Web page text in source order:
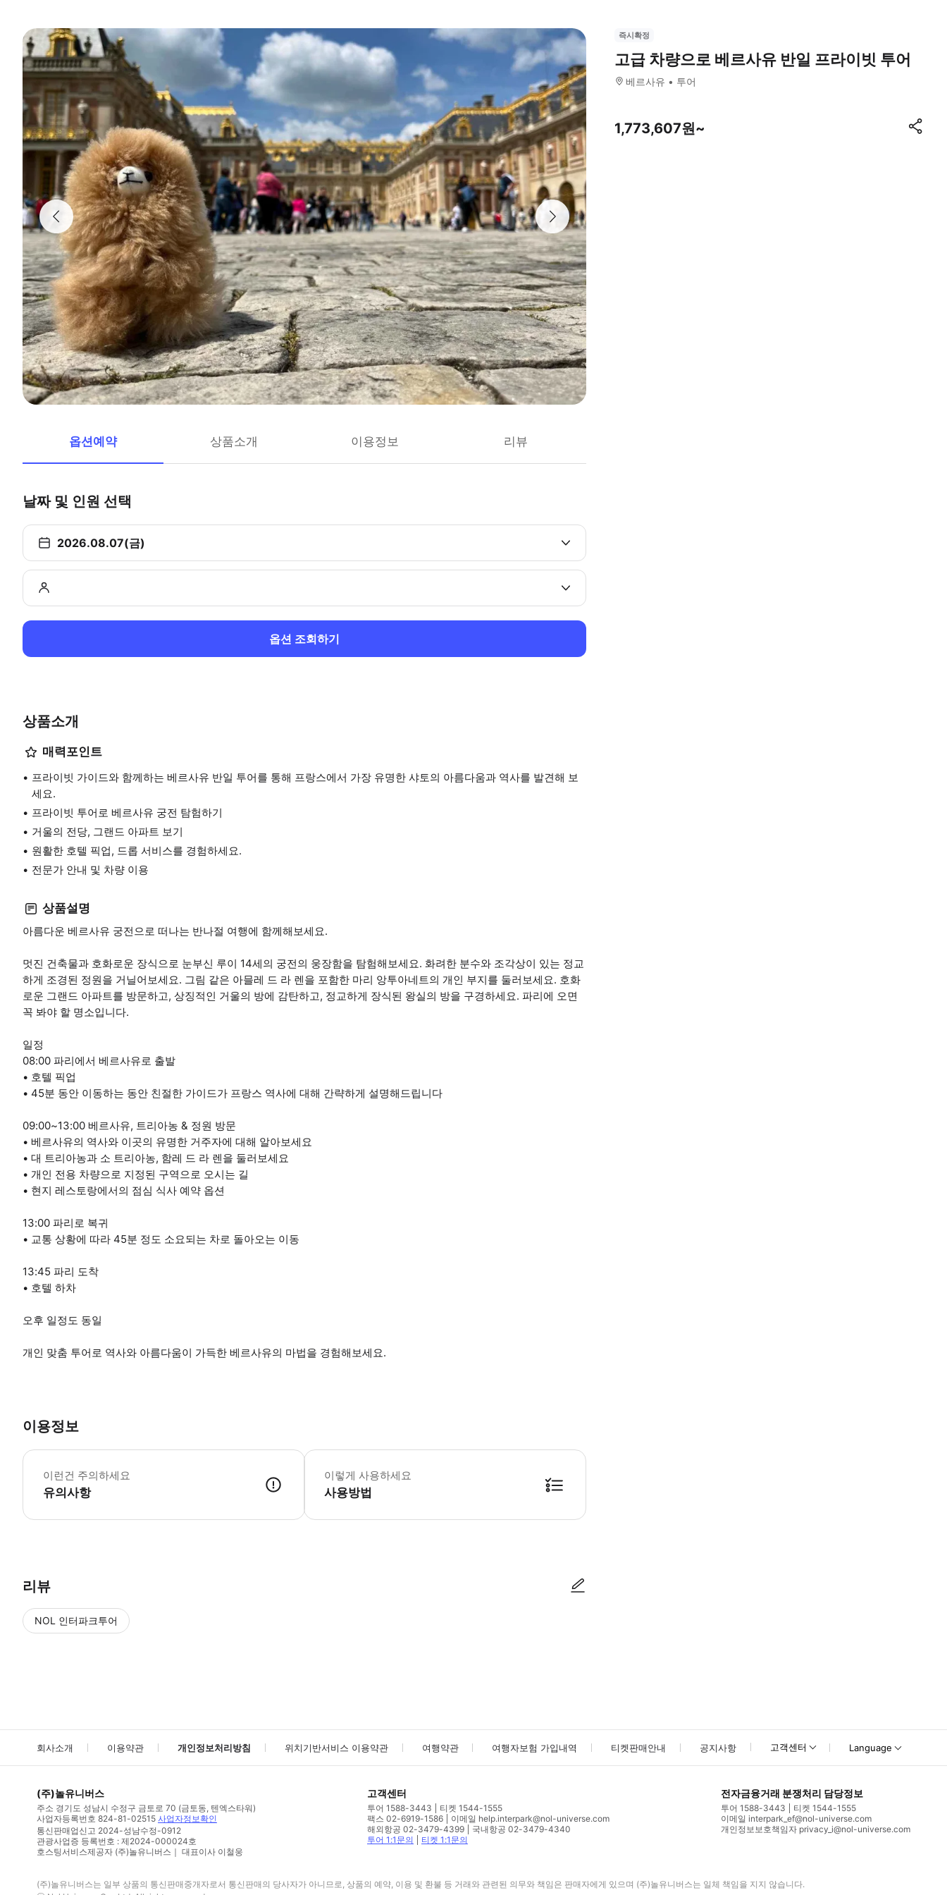
옵션예약 상품소개 이용정보 리뷰
날짜 및 인원 선택
2026.08.07(금)
옵션 조회하기
상품소개
매력포인트
프라이빗 가이드와 함께하는 베르사유 반일 투어를 통해 프랑스에서 가장 유명한 샤토의 아름다움과 역사를 발견해 보
세요.
프라이빗 투어로 베르사유 궁전 탐험하기
거울의 전당, 그랜드 아파트 보기
원활한 호텔 픽업, 드롭 서비스를 경험하세요.
전문가 안내 및 차량 이용
상품설명
아름다운 베르사유 궁전으로 떠나는 반나절 여행에 함께해보세요.
멋진 건축물과 호화로운 장식으로 눈부신 루이 14세의 궁전의 웅장함을 탐험해보세요. 화려한 분수와 조각상이 있는 정교
하게 조경된 정원을 거닐어보세요. 그림 같은 아믈레 드 라 렌을 포함한 마리 앙투아네트의 개인 부지를 둘러보세요. 호화
로운 그랜드 아파트를 방문하고, 상징적인 거울의 방에 감탄하고, 정교하게 장식된 왕실의 방을 구경하세요. 파리에 오면
꼭 봐야 할 명소입니다.
일정
08:00 파리에서 베르사유로 출발
• 호텔 픽업
• 45분 동안 이동하는 동안 친절한 가이드가 프랑스 역사에 대해 간략하게 설명해드립니다
09:00~13:00 베르사유, 트리아농 & 정원 방문
• 베르사유의 역사와 이곳의 유명한 거주자에 대해 알아보세요
• 대 트리아농과 소 트리아농, 함레 드 라 렌을 둘러보세요
• 개인 전용 차량으로 지정된 구역으로 오시는 길
• 현지 레스토랑에서의 점심 식사 예약 옵션
13:00 파리로 복귀
• 교통 상황에 따라 45분 정도 소요되는 차로 돌아오는 이동
13:45 파리 도착
• 호텔 하차
오후 일정도 동일
개인 맞춤 투어로 역사와 아름다움이 가득한 베르사유의 마법을 경험해보세요.
이용정보
이런건 주의하세요
유의사항
궁전 내부에서는 오디오 가이드가 제공됩니다. 개인 가이드가 입장 전 역사적 배경과 정보를 공유하고 체험 전반에 걸쳐 도움을 드립니다. * 소요시간 : 360
이렇게 사용하세요
사용방법
리뷰
NOL 인터파크투어
즉시확정
고급 차량으로 베르사유 반일 프라이빗 투어
베르사유 투어
1,773,607원~
회사소개 이용약관 개인정보처리방침 위치기반서비스 이용약관 여행약관 여행자보험 가입내역 티켓판매안내 공지사항 고객센터 Language
(주)놀유니버스
주소 경기도 성남시 수정구 금토로 70 (금토동, 텐엑스타워)
사업자등록번호 824-81-02515 사업자정보확인
통신판매업신고 2024-성남수정-0912
관광사업증 등록번호 : 제2024-000024호
호스팅서비스제공자 (주)놀유니버스｜ 대표이사 이철웅
고객센터
투어 1588-3443
티켓 1544-1555
팩스 02-6919-1586
이메일 help.interpark@nol-universe.com
해외항공 02-3479-4399
국내항공 02-3479-4340
투어 1:1문의
티켓 1:1문의
전자금융거래 분쟁처리 담당정보
투어 1588-3443
티켓 1544-1555
이메일 interpark_ef@nol-universe.com
개인정보보호책임자 privacy_i@nol-universe.com
(주)놀유니버스는 일부 상품의 통신판매중개자로서 통신판매의 당사자가 아니므로, 상품의 예약, 이용 및 환불 등 거래와 관련된 의무와 책임은 판매자에게 있으며 (주)놀유니버스는 일체 책임을 지지 않습니다.